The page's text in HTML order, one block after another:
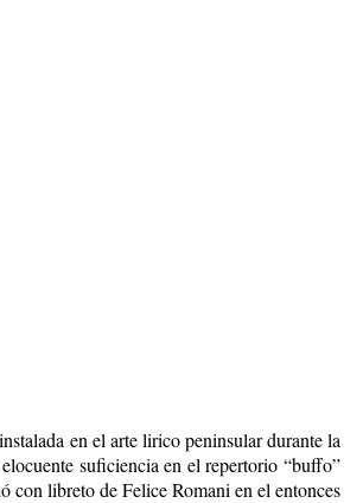
en el arte lirico peninsular durante la
suficiencia en el repertorio “buffo”
con libreto de Felice Romani en el entonces